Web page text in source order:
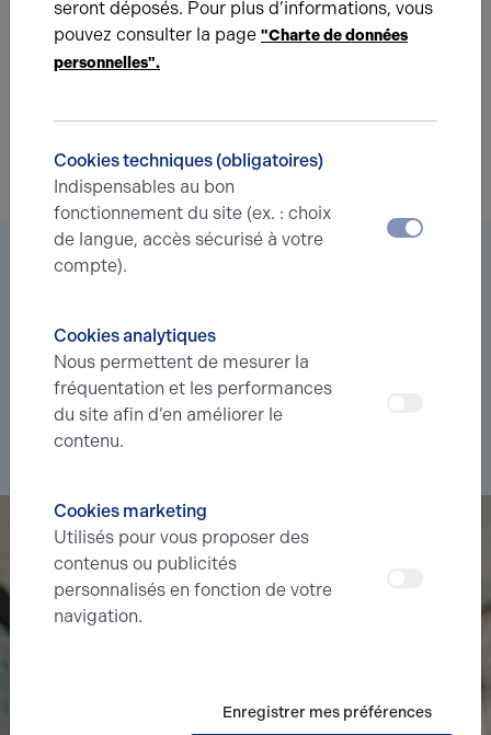
accompagner dans votre projet d’immobilier
d’entreprise.
Vous êtes à la recherche d’un bien
Déléguez votre projetà nos experts et soyez prévenus des
nouvelles offres enavant-première correspondant à votre
recherche.
Je souhaite déléguer ma recherche
seront déposés. Pour plus d’informations, vous
pouvez consulter la page "Charte de données
personnelles".
Cookies techniques (obligatoires)
Indispensables au bon
fonctionnement du site (ex. : choix
de langue, accès sécurisé à votre
compte).
Cookies analytiques
Nous permettent de mesurer la
fréquentation et les performances
du site afin d’en améliorer le
contenu.
Cookies marketing
Utilisés pour vous proposer des
contenus ou publicités
personnalisés en fonction de votre
navigation.
Enregistrer mes préférences